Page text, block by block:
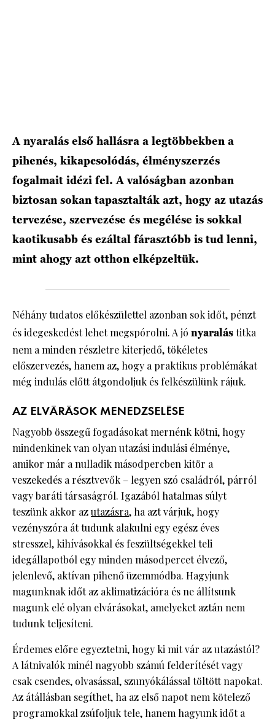
A nyaralás első hallásra a legtöbbekben a
pihenés, kikapcsolódás, élményszerzés
fogalmait idézi fel. A valóságban azonban
biztosan sokan tapasztalták azt, hogy az utazás
tervezése, szervezése és megélése is sokkal
kaotikusabb és ezáltal fárasztóbb is tud lenni,
mint ahogy azt otthon elképzeltük.
Néhány tudatos előkészülettel azonban sok időt, pénzt
és idegeskedést lehet megspórolni. A jó nyaralástitka
nem a minden részletre kiterjedő, tökéletes
előszervezés, hanem az, hogy a praktikus problémákat
még indulás előtt átgondoljuk és felkészülünk rájuk.
AZ ELVÁRÁSOK MENEDZSELÉSE
Nagyobb összegű fogadásokat mernénk kötni, hogy
mindenkinek van olyan utazási indulási élménye,
amikor már a nulladik másodpercben kitör a
veszekedés a résztvevők – legyen szó családról, párról
vagy baráti társaságról. Igazából hatalmas súlyt
teszünk akkor azutazásra, ha azt várjuk, hogy
vezényszóra át tudunk alakulni egy egész éves
stresszel, kihívásokkal és feszültségekkel teli
idegállapotból egy minden másodpercet élvező,
jelenlevő, aktívan pihenő üzemmódba. Hagyjunk
magunknak időt az aklimatizációra és ne állítsunk
magunk elé olyan elvárásokat, amelyeket aztán nem
tudunk teljesíteni.
Érdemes előre egyeztetni, hogy ki mit vár az utazástól?
A látnivalók minél nagyobb számú felderítését vagy
csak csendes, olvasással, szunyókálással töltött napokat.
Az átállásban segíthet, ha az első napot nem kötelező
programokkal zsúfoljuk tele, hanem hagyunk időt a